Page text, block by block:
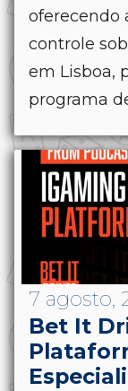
oferecendo
controle
em Lisboa,
programa
7 agosto,
Bet It